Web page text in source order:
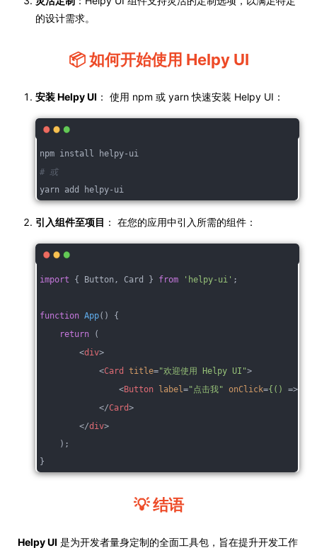
的设计需求。
📦 如何开始使用 Helpy UI
安装 Helpy UI ： 使用 npm 或 yarn 快速安装 Helpy UI：
npm install helpy-ui
# 或
yarn add helpy-ui
引入组件至项目 ： 在您的应用中引入所需的组件：
import { Button, Card } from 'helpy-ui' ;
function App( ) {
return (
<div>
<Card title="欢迎使用 Helpy UI">
<Button label="点击我" onClick={() =>
</Card>
</div>
);
}
💡 结语
Helpy UI 是为开发者量身定制的全面工具包，旨在提升开发工作